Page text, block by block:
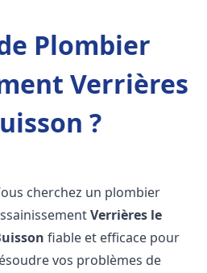
Plombier
Verrières
?
cherchez un plombier
Verrières le
fiable et efficace pour
vos problèmes de